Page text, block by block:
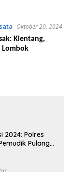
Oktober 20, 2024
Klentang,
Lombok
2024: Polres
Pulang